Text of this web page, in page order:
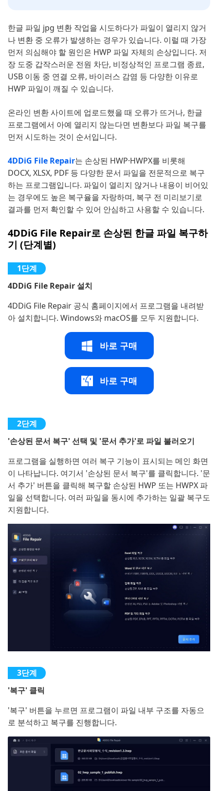
한글 파일 jpg 변환 작업을 시도하다가 파일이 열리지 않거
나 변환 중 오류가 발생하는 경우가 있습니다. 이럴 때 가장
먼저 의심해야 할 원인은 HWP 파일 자체의 손상입니다. 저
장 도중 갑작스러운 전원 차단, 비정상적인 프로그램 종료,
USB 이동 중 연결 오류, 바이러스 감염 등 다양한 이유로
HWP 파일이 깨질 수 있습니다.
온라인 변환 사이트에 업로드했을 때 오류가 뜨거나, 한글
프로그램에서 아예 열리지 않는다면 변환보다 파일 복구를
먼저 시도하는 것이 순서입니다.
4DDiG File Repair는 손상된 HWP·HWPX를 비롯해
DOCX, XLSX, PDF 등 다양한 문서 파일을 전문적으로 복구
하는 프로그램입니다. 파일이 열리지 않거나 내용이 비어있
는 경우에도 높은 복구율을 자랑하며, 복구 전 미리보기로
결과를 먼저 확인할 수 있어 안심하고 사용할 수 있습니다.
4DDiG File Repair로 손상된 한글 파일 복구하
기 (단계별)
4DDiG File Repair 설치
4DDiG File Repair 공식 홈페이지에서 프로그램을 내려받
아 설치합니다. Windows와 macOS를 모두 지원합니다.
바로 구매
바로 구매
'손상된 문서 복구' 선택 및 '문서 추가'로 파일 불러오기
프로그램을 실행하면 여러 복구 기능이 표시되는 메인 화면
이 나타납니다. 여기서 '손상된 문서 복구'를 클릭합니다. '문
서 추가' 버튼을 클릭해 복구할 손상된 HWP 또는 HWPX 파
일을 선택합니다. 여러 파일을 동시에 추가하는 일괄 복구도
지원합니다.
'복구' 클릭
'복구' 버튼을 누르면 프로그램이 파일 내부 구조를 자동으
로 분석하고 복구를 진행합니다.